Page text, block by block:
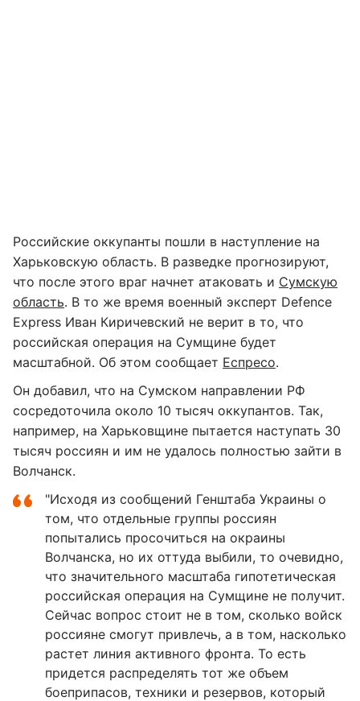
Российские оккупанты пошли в наступление на
Харьковскую область. В разведке прогнозируют,
что после этого враг начнет атаковать и Сумскую
область. В то же время военный эксперт Defence
Express Иван Киричевский не верит в то, что
российская операция на Сумщине будет
масштабной. Об этом сообщает Еспресо.
Он добавил, что на Сумском направлении РФ
сосредоточила около 10 тысяч оккупантов. Так,
например, на Харьковщине пытается наступать 30
тысяч россиян и им не удалось полностью зайти в
Волчанск.
"Исходя из сообщений Генштаба Украины о
том, что отдельные группы россиян
попытались просочиться на окраины
Волчанска, но их оттуда выбили, то очевидно,
что значительного масштаба гипотетическая
российская операция на Сумщине не получит.
Сейчас вопрос стоит не в том, сколько войск
россияне смогут привлечь, а в том, насколько
растет линия активного фронта. То есть
придется распределять тот же объем
боеприпасов, техники и резервов, который